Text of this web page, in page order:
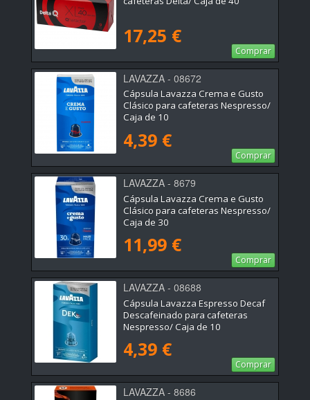
17,25 €
Comprar
LAVAZZA - 08672
Cápsula Lavazza Crema e Gusto
Clásico para cafeteras Nespresso/
Caja de 10
4,39 €
Comprar
LAVAZZA - 8679
Cápsula Lavazza Crema e Gusto
Clásico para cafeteras Nespresso/
Caja de 30
11,99 €
Comprar
LAVAZZA - 08688
Cápsula Lavazza Espresso Decaf
Descafeinado para cafeteras
Nespresso/ Caja de 10
4,39 €
Comprar
LAVAZZA - 8686